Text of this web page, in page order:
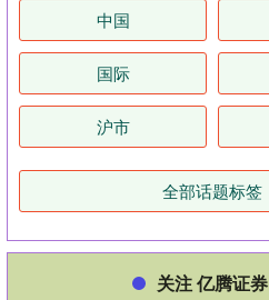
中国
国际
沪市
全部话题标签
关注 亿腾证券